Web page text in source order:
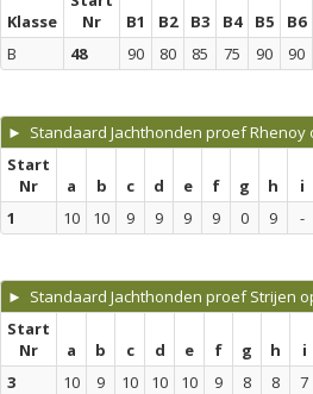
Klasse
Nr
B1 B2 B3 B4 B5 B6
B
48 90 80 85 75 90 90
► Standaard Jachthonden proef Rhenoy
Start
Nr
a b c d e f g h i
1
10 10 9 9 9 9 0 9 -
► Standaard Jachthonden proef Strijen
Start
Nr
a b c d e f g h i
3
10 9 10 10 10 9 8 8 7